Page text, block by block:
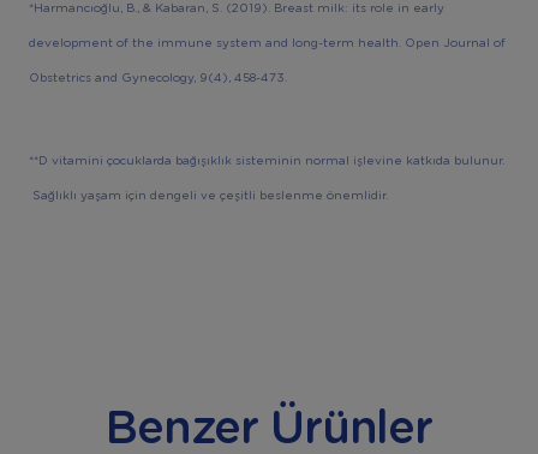
*Harmancıoğlu, B., & Kabaran, S. (2019). Breast milk: its role in early
development of the immune system and long-term health. Open Journal of
Obstetrics and Gynecology, 9(4), 458-473.
**D vitamini çocuklarda bağışıklık sisteminin normal işlevine katkıda bulunur.
Sağlıklı yaşam için dengeli ve çeşitli beslenme önemlidir.
Benzer Ürünler